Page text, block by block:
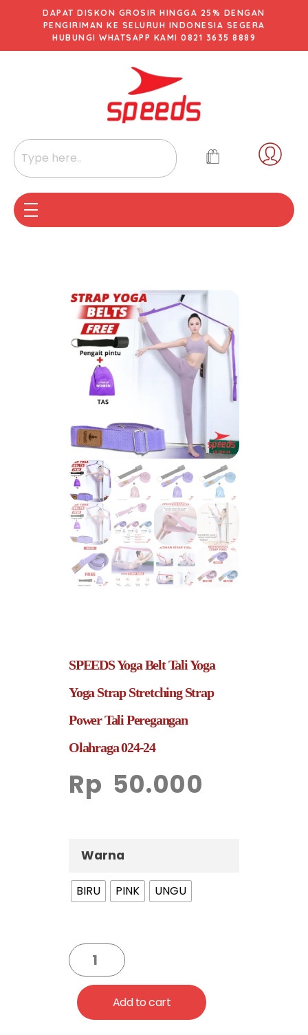
DAPAT DISKON GROSIR HINGGA 25% DENGAN
PENGIRIMAN KE SELURUH INDONESIA SEGERA
HUBUNGI WHATSAPP KAMI 0821 3635 8889
SPEEDS Yoga Belt Tali Yoga
Yoga Strap Stretching Strap
Power Tali Peregangan
Olahraga 024-24
Rp 50.000
Warna
BIRU PINK UNGU
Add to cart